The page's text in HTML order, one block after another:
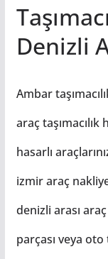
Denizli
Ambar
araç taşımacılık
hasarlı
izmir araç
denizli arası araç
parçası veya oto